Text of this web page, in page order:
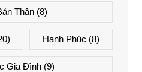
Thân(8)
Hạnh Phúc (8)
Gia Đình (9)